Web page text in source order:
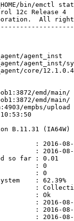
bin/emctl
12c Release 4
All
agent_inst
agent_inst/
core/
emd/main/
emd/main/
empbs/upload
B.11.31 (IA64W)
: 2016-
: 2016-
so far : 0.01
: 0
: 0
: 62.39%
:
: Ok
: 2016-
: 2016-
: 2016-